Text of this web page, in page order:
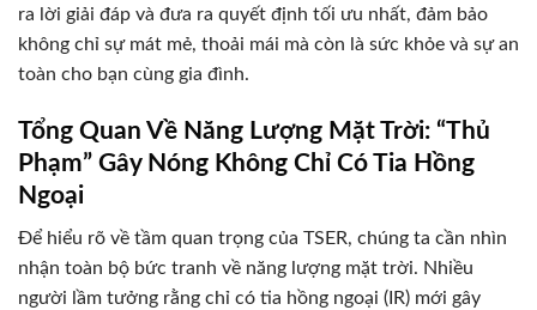
ra lời giải đáp và đưa ra quyết định tối ưu nhất, đảm bảo
không chỉ sự mát mẻ, thoải mái mà còn là sức khỏe và sự an
toàn cho bạn cùng gia đình.
Tổng Quan Về Năng Lượng Mặt Trời: “Thủ
Phạm” Gây Nóng Không Chỉ Có Tia Hồng
Ngoại
Để hiểu rõ về tầm quan trọng của TSER, chúng ta cần nhìn
nhận toàn bộ bức tranh về năng lượng mặt trời. Nhiều
người lầm tưởng rằng chỉ có tia hồng ngoại (IR) mới gây